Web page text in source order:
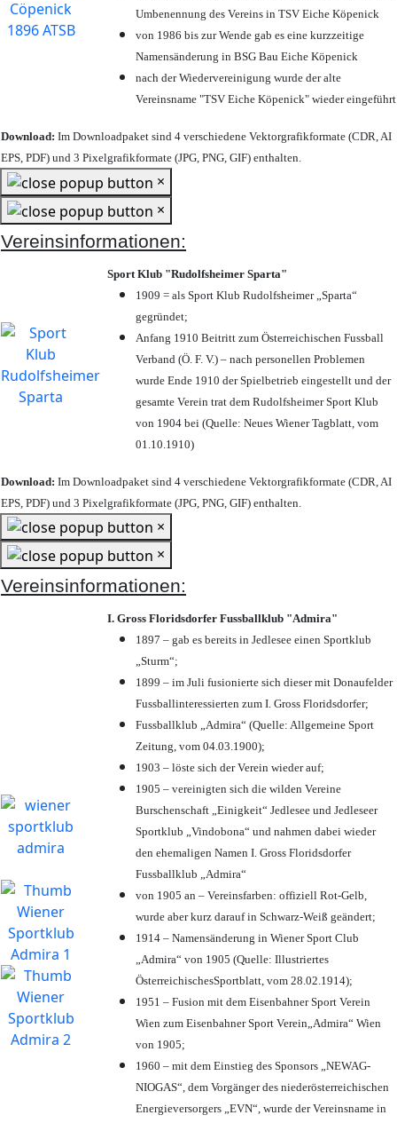
Umbenennung des Vereins in TSV Eiche Köpenick
von 1986 bis zur Wende gab es eine kurzzeitige
Namensänderung in BSG Bau Eiche Köpenick
nach der Wiedervereinigung wurde der alte
Vereinsname "TSV Eiche Köpenick" wieder eingeführt
Download: Im Downloadpaket sind 4 verschiedene Vektorgrafikformate (CDR, AI
EPS, PDF) und 3 Pixelgrafikformate (JPG, PNG, GIF) enthalten.
×
×
Vereinsinformationen:
Sport Klub "Rudolfsheimer Sparta"
1909 = als Sport Klub Rudolfsheimer „Sparta“
gegründet;
Anfang 1910 Beitritt zum Österreichischen Fussball
Verband (Ö. F. V.) – nach personellen Problemen
wurde Ende 1910 der Spielbetrieb eingestellt und der
gesamte Verein trat dem Rudolfsheimer Sport Klub
von 1904 bei (Quelle: Neues Wiener Tagblatt, vom
01.10.1910)
Download: Im Downloadpaket sind 4 verschiedene Vektorgrafikformate (CDR, AI
EPS, PDF) und 3 Pixelgrafikformate (JPG, PNG, GIF) enthalten.
×
×
Vereinsinformationen:
I. Gross Floridsdorfer Fussballklub "Admira"
1897 – gab es bereits in Jedlesee einen Sportklub
„Sturm“;
1899 – im Juli fusionierte sich dieser mit Donaufelder
Fussballinteressierten zum I. Gross Floridsdorfer;
Fussballklub „Admira“ (Quelle: Allgemeine Sport
Zeitung, vom 04.03.1900);
1903 – löste sich der Verein wieder auf;
1905 – vereinigten sich die wilden Vereine
Burschenschaft „Einigkeit“ Jedlesee und Jedleseer
Sportklub „Vindobona“ und nahmen dabei wieder
den ehemaligen Namen I. Gross Floridsdorfer
Fussballklub „Admira“
von 1905 an – Vereinsfarben: offiziell Rot-Gelb,
wurde aber kurz darauf in Schwarz-Weiß geändert;
1914 – Namensänderung in Wiener Sport Club
„Admira“ von 1905 (Quelle: Illustriertes
ÖsterreichischesSportblatt, vom 28.02.1914);
1951 – Fusion mit dem Eisenbahner Sport Verein
Wien zum Eisenbahner Sport Verein„Admira“ Wien
von 1905;
1960 – mit dem Einstieg des Sponsors „NEWAG-
NIOGAS“, dem Vorgänger des niederösterreichischen
Energieversorgers „EVN“, wurde der Vereinsname in